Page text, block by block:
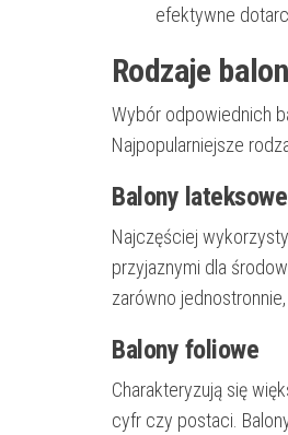
efektywne
Rodzaje
Wybór odpowiednich
Najpopularniejsze
Balony lateksowe
Najczęściej
przyjaznymi dla
zarówno
Balony foliowe
Charakteryzują się
cyfr czy postaci.